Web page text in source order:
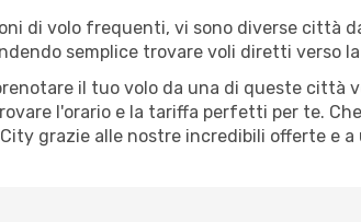
di volo frequenti, vi sono diverse città
semplice trovare voli diretti verso
il tuo volo da una di queste città
l'orario e la tariffa perfetti per te.
City grazie alle nostre incredibili offerte e